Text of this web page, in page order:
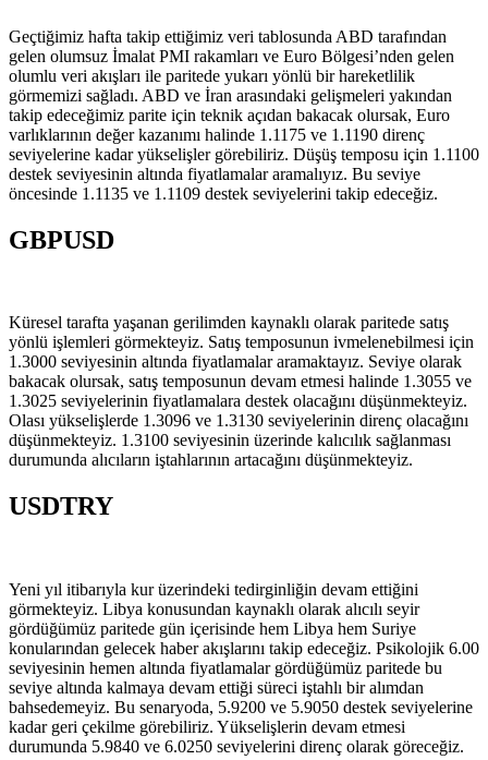
Geçtiğimiz hafta takip ettiğimiz veri tablosunda ABD tarafından
gelen olumsuz İmalat PMI rakamları ve Euro Bölgesi’nden gelen
olumlu veri akışları ile paritede yukarı yönlü bir hareketlilik
görmemizi sağladı. ABD ve İran arasındaki gelişmeleri yakından
takip edeceğimiz parite için teknik açıdan bakacak olursak, Euro
varlıklarının değer kazanımı halinde 1.1175 ve 1.1190 direnç
seviyelerine kadar yükselişler görebiliriz. Düşüş temposu için 1.1100
destek seviyesinin altında fiyatlamalar aramalıyız. Bu seviye
öncesinde 1.1135 ve 1.1109 destek seviyelerini takip edeceğiz.
GBPUSD
Küresel tarafta yaşanan gerilimden kaynaklı olarak paritede satış
yönlü işlemleri görmekteyiz. Satış temposunun ivmelenebilmesi için
1.3000 seviyesinin altında fiyatlamalar aramaktayız. Seviye olarak
bakacak olursak, satış temposunun devam etmesi halinde 1.3055 ve
1.3025 seviyelerinin fiyatlamalara destek olacağını düşünmekteyiz.
Olası yükselişlerde 1.3096 ve 1.3130 seviyelerinin direnç olacağını
düşünmekteyiz. 1.3100 seviyesinin üzerinde kalıcılık sağlanması
durumunda alıcıların iştahlarının artacağını düşünmekteyiz.
USDTRY
Yeni yıl itibarıyla kur üzerindeki tedirginliğin devam ettiğini
görmekteyiz. Libya konusundan kaynaklı olarak alıcılı seyir
gördüğümüz paritede gün içerisinde hem Libya hem Suriye
konularından gelecek haber akışlarını takip edeceğiz. Psikolojik 6.00
seviyesinin hemen altında fiyatlamalar gördüğümüz paritede bu
seviye altında kalmaya devam ettiği süreci iştahlı bir alımdan
bahsedemeyiz. Bu senaryoda, 5.9200 ve 5.9050 destek seviyelerine
kadar geri çekilme görebiliriz. Yükselişlerin devam etmesi
durumunda 5.9840 ve 6.0250 seviyelerini direnç olarak göreceğiz.